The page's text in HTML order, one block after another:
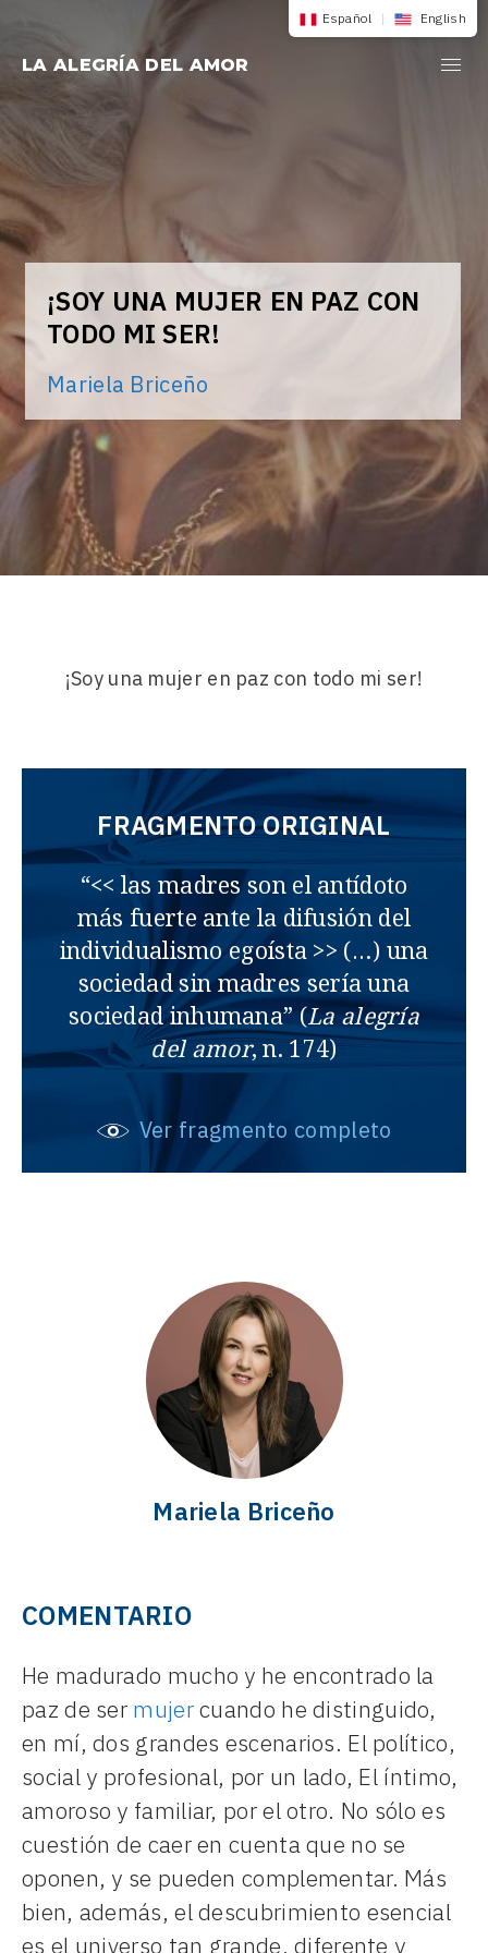
contenido
LA ALEGRÍA DEL AMOR
¡SOY UNA MUJER EN PAZ CON
TODO MI SER!
Mariela Briceño
Español | English
¡Soy una mujer en paz con todo mi ser!
FRAGMENTO ORIGINAL
“<< las madres son el antídoto
más fuerte ante la difusión del
individualismo egoísta >> (…) una
sociedad sin madres sería una
sociedad inhumana” (La alegría
del amor, n. 174)
Ver fragmento completo
Mariela Briceño
COMENTARIO
He madurado mucho y he encontrado la
paz de ser mujercuando he distinguido,
en mí, dos grandes escenarios. El político,
social y profesional, por un lado, El íntimo,
amoroso y familiar, por el otro. No sólo es
cuestión de caer en cuenta que no se
oponen, y se pueden complementar. Más
bien, además, el descubrimiento esencial
es el universo tan grande, diferente y